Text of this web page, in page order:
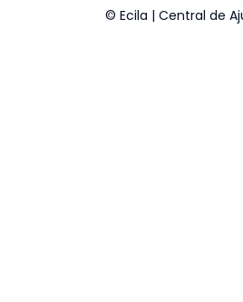
© Ecila | Central de